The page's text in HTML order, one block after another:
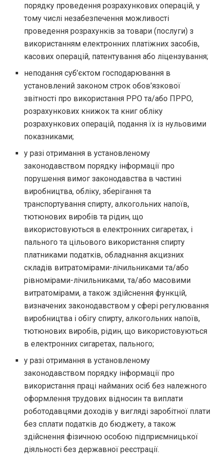
порядку проведення розрахункових операцій, у
тому числі незабезпечення можливості
проведення розрахунків за товари (послуги) з
використанням електронних платіжних засобів,
касових операцій, патентування або ліцензування;
неподання суб’єктом господарювання в
установлений законом строк обов’язкової
звітності про використання РРО та/або ПРРО,
розрахункових книжок та книг обліку
розрахункових операцій, подання їх із нульовими
показниками;
у разі отримання в установленому
законодавством порядку інформації про
порушення вимог законодавства в частині
виробництва, обліку, зберігання та
транспортування спирту, алкогольних напоїв,
тютюнових виробів та рідин, що
використовуються в електронних сигаретах, і
пального та цільового використання спирту
платниками податків, обладнання акцизних
складів витратомірами-лічильниками та/або
рівномірами-лічильниками, та/або масовими
витратомірами, а також здійснення функцій,
визначених законодавством у сфері регулювання
виробництва і обігу спирту, алкогольних напоїв,
тютюнових виробів, рідин, що використовуються
в електронних сигаретах, пального;
у разі отримання в установленому
законодавством порядку інформації про
використання праці найманих осіб без належного
оформлення трудових відносин та виплати
роботодавцями доходів у вигляді заробітної плати
без сплати податків до бюджету, а також
здійснення фізичною особою підприємницької
діяльності без державної реєстрації.